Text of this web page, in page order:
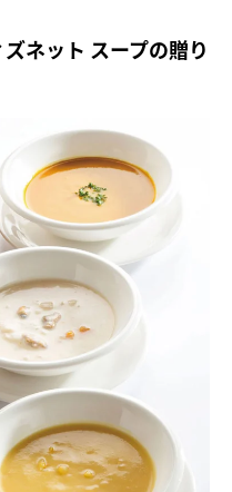
ネット スープの贈り